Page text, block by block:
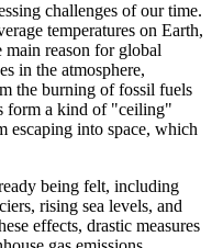
challenges ofour time.
temperatures on Earth,
main reason for global
in the atmosphere,
the burning offossil fuels
form a kind of "ceiling"
escaping into space, which
being felt, including
rising sea levels, and
effects, drastic measures